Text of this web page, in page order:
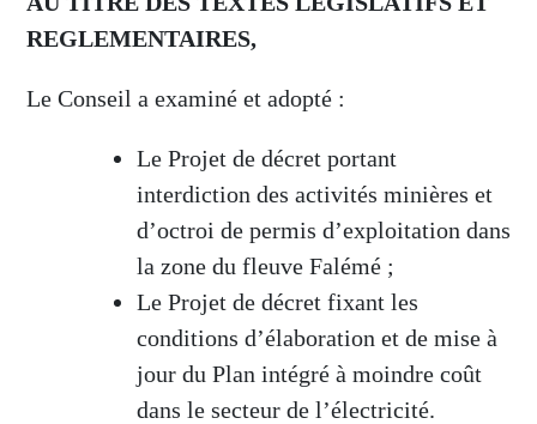
REGLEMENTAIRES,
Le Conseil a examiné et adopté :
Le Projet de décret portant
interdiction des activités minières et
d’octroi de permis d’exploitation dans
la zone du fleuve Falémé ;
Le Projet de décret fixant les
conditions d’élaboration et de mise à
jour du Plan intégré à moindre coût
dans le secteur de l’électricité.